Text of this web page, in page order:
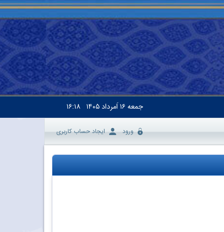
جمعه۱۶ اَمرداد ۱۴۰۵ ۱۶:۱۸
ورود ایجاد حساب کاربری